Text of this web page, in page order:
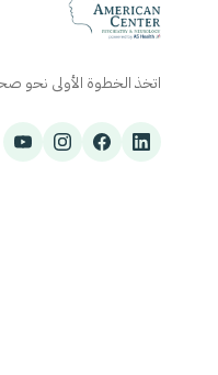
اتخذ الخطوة الأولى نحو